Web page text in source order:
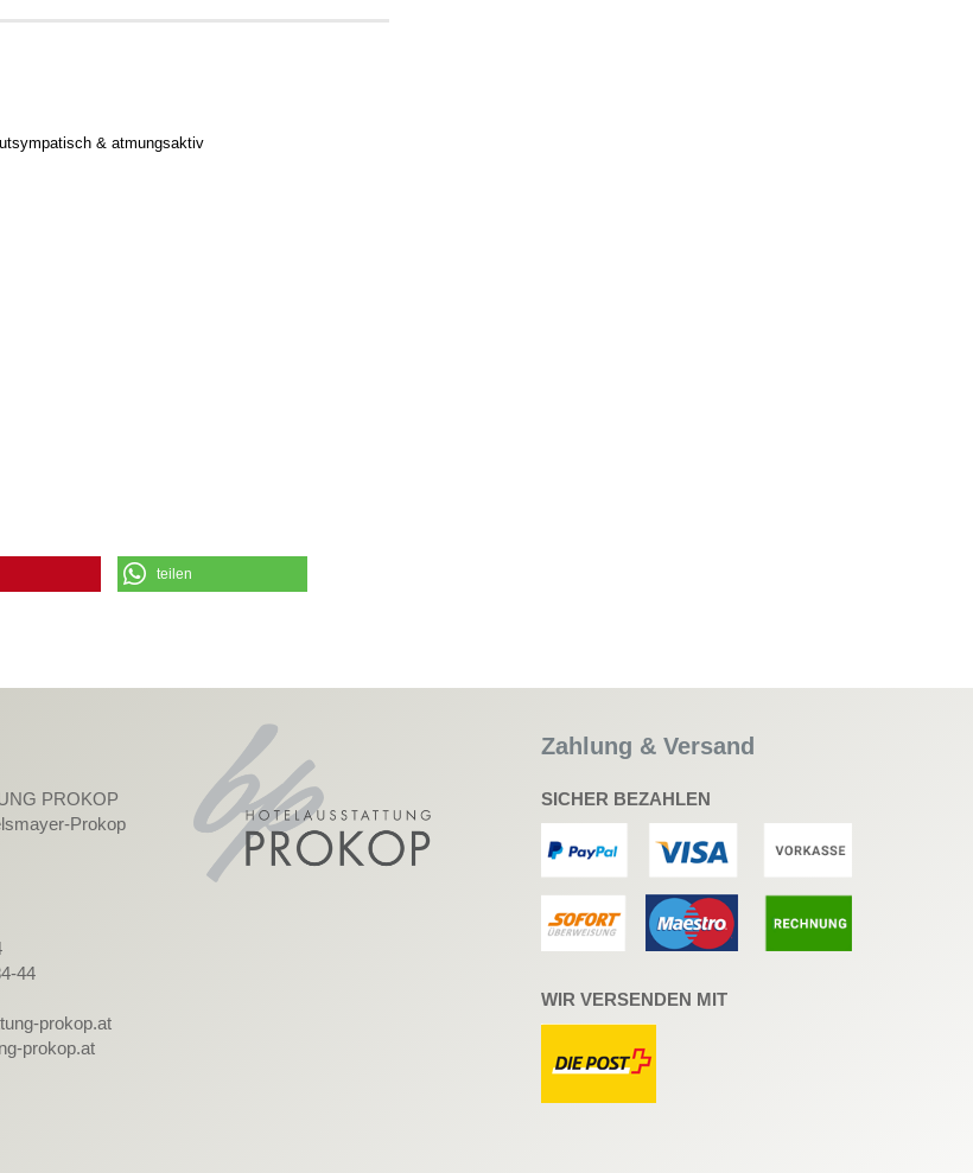
& atmungsaktiv
teilen
PROKOP
Prokop
44
prokop.at
prokop.at
Zahlung & Versand
SICHER BEZAHLEN
WIR VERSENDEN MIT